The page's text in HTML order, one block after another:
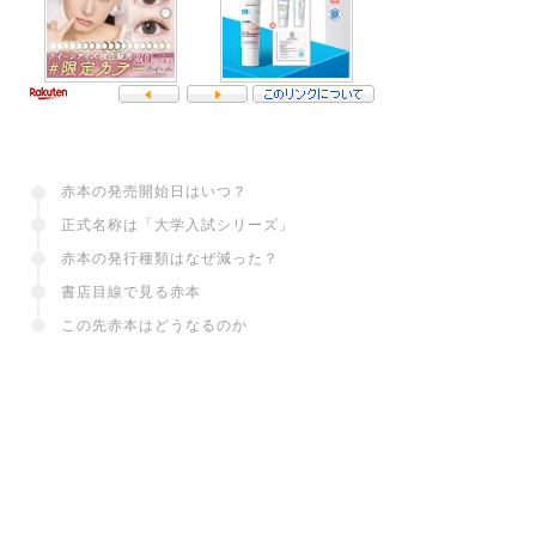
赤本の発売開始日はいつ？
正式名称は「大学入試シリーズ」
赤本の発行種類はなぜ減った？
書店目線で見る赤本
この先赤本はどうなるのか